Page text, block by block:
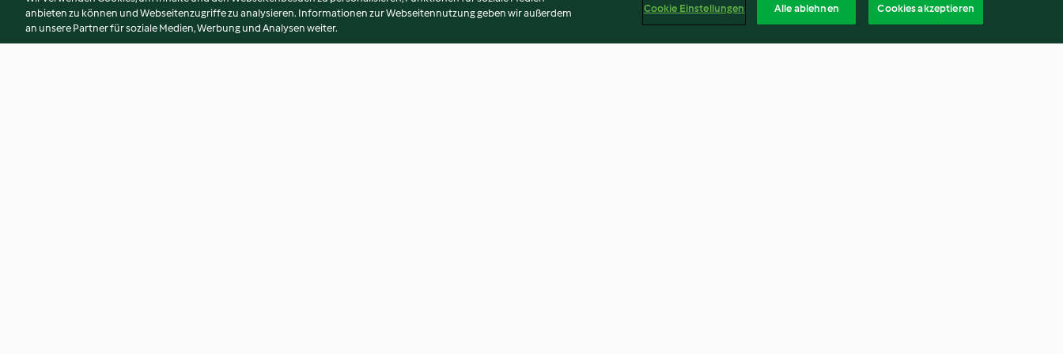
anbieten zu können und Webseitenzugriffe zu analysieren. Informationen zur Webseitennutzung geben wir außerdem
an unsere Partner für soziale Medien, Werbung und Analysen weiter.
Cookie Einstellungen Alle ablehnen Cookies akzeptieren